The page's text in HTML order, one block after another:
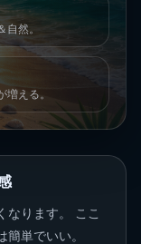
然。
える。
なります。 ここ
単でいい。